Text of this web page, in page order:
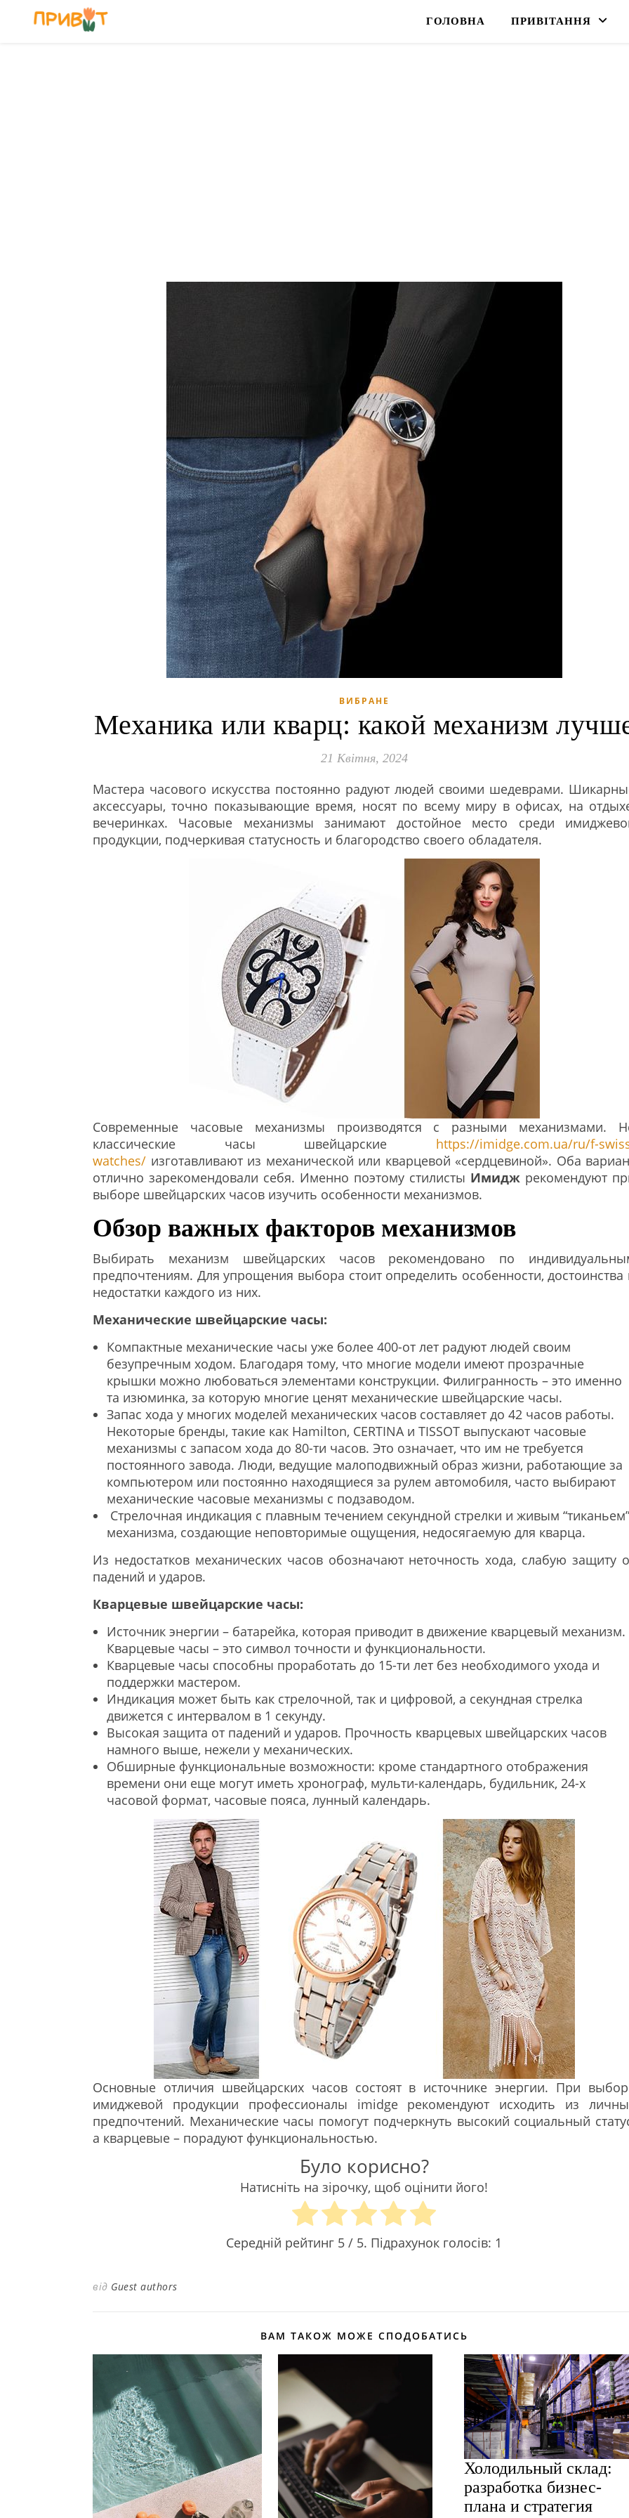
ГОЛОВНА ПРИВІТАННЯ
ВИБРАНЕ
Механика или кварц: какой механизм
21 Квітня, 2024
Мастера часового искусства постоянно радуют людей своими шедеврами.
аксессуары, точно показывающие время, носят по всему миру в офисах, на
вечеринках. Часовые механизмы занимают достойное место среди
продукции, подчеркивая статусность и благородство своего обладателя.
Современные часовые механизмы производятся с разными механизмами.
классические часы швейцарские https://imidge.com.ua/ru/f-
watches/ изготавливают из механической или кварцевой «сердцевиной». Оба
отлично зарекомендовали себя. Именно поэтому стилисты Имидж рекомендуют
выборе швейцарских часов изучить особенности механизмов.
Обзор важных факторов механизмов
Выбирать механизм швейцарских часов рекомендовано по
предпочтениям. Для упрощения выбора стоит определить особенности, достоинства
недостатки каждого из них.
Механические швейцарские часы:
Компактные механические часы уже более 400-от лет радуют людей своим
безупречным ходом. Благодаря тому, что многие модели имеют прозрачные
крышки можно любоваться элементами конструкции. Филигранность – это именно
та изюминка, за которую многие ценят механические швейцарские часы.
Запас хода у многих моделей механических часов составляет до 42 часов работы.
Некоторые бренды, такие как Hamilton, CERTINA и TISSOT выпускают часовые
механизмы с запасом хода до 80-ти часов. Это означает, что им не требуется
постоянного завода. Люди, ведущие малоподвижный образ жизни, работающие за
компьютером или постоянно находящиеся за рулем автомобиля, часто выбирают
механические часовые механизмы с подзаводом.
Стрелочная индикация с плавным течением секундной стрелки и живым “тиканьем”
механизма, создающие неповторимые ощущения, недосягаемую для кварца.
Из недостатков механических часов обозначают неточность хода, слабую защиту
падений и ударов.
Кварцевые швейцарские часы:
Источник энергии – батарейка, которая приводит в движение кварцевый механизм.
Кварцевые часы – это символ точности и функциональности.
Кварцевые часы способны проработать до 15-ти лет без необходимого ухода и
поддержки мастером.
Индикация может быть как стрелочной, так и цифровой, а секундная стрелка
движется с интервалом в 1 секунду.
Высокая защита от падений и ударов. Прочность кварцевых швейцарских часов
намного выше, нежели у механических.
Обширные функциональные возможности: кроме стандартного отображения
времени они еще могут иметь хронограф, мульти-календарь, будильник, 24-х
часовой формат, часовые пояса, лунный календарь.
Основные отличия швейцарских часов состоят в источнике энергии. При
имиджевой продукции профессионалы imidge рекомендуют исходить из
предпочтений. Механические часы помогут подчеркнуть высокий социальный
а кварцевые – порадуют функциональностью.
Було корисно?
Натисніть на зірочку, щоб оцінити його!
Середній рейтинг 5 / 5. Підрахунок голосів: 1
від Guest authors
ВАМ ТАКОЖ МОЖЕ СПОДОБАТИСЬ
Холодильный склад:
разработка бизнес-
плана и стратегия